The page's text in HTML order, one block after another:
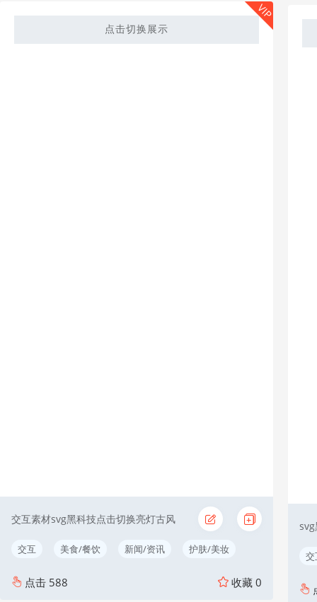
点击切换展示
交互素材svg黑科技点击切换亮灯古风
交互 美食/餐饮 新闻/资讯 护肤/美妆
点击 588 收藏 0
VIP
交